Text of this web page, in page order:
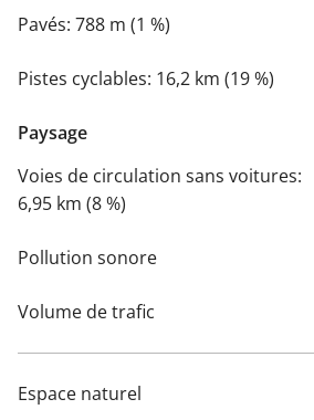
Pavés: 788 m (1 %)
Pistes cyclables: 16,2 km (19 %)
Paysage
Voies de circulation sans voitures:
6,95 km (8 %)
Pollution sonore
Volume de trafic
Espace naturel